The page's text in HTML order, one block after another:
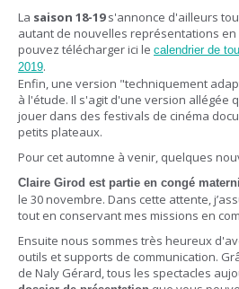
La saison 18-19s'annonce d'ailleurs
autant de nouvelles représentations en
pouvez télécharger ici le calendrier de
2019.
Enfin, une version "techniquement
à l'étude. Il s'agit d'une version allégée
jouer dans des festivals de cinéma
petits plateaux.
Pour cet automne à venir, quelques
Claire Girod est partie en congé
le 30 novembre. Dans cette attente,
tout en conservant mes missions en
Ensuite nous sommes très heureux
outils et supports de communication.
de Naly Gérard, tous les spectacles